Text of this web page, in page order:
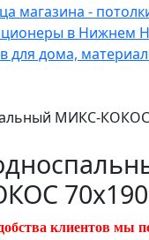
магазина -
в Нижнем
для дома,
МИКС-КОКОС
клиентов мы